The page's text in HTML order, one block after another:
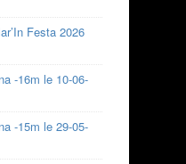
Festa 2026
-16m le 10-06-
-15m le 29-05-